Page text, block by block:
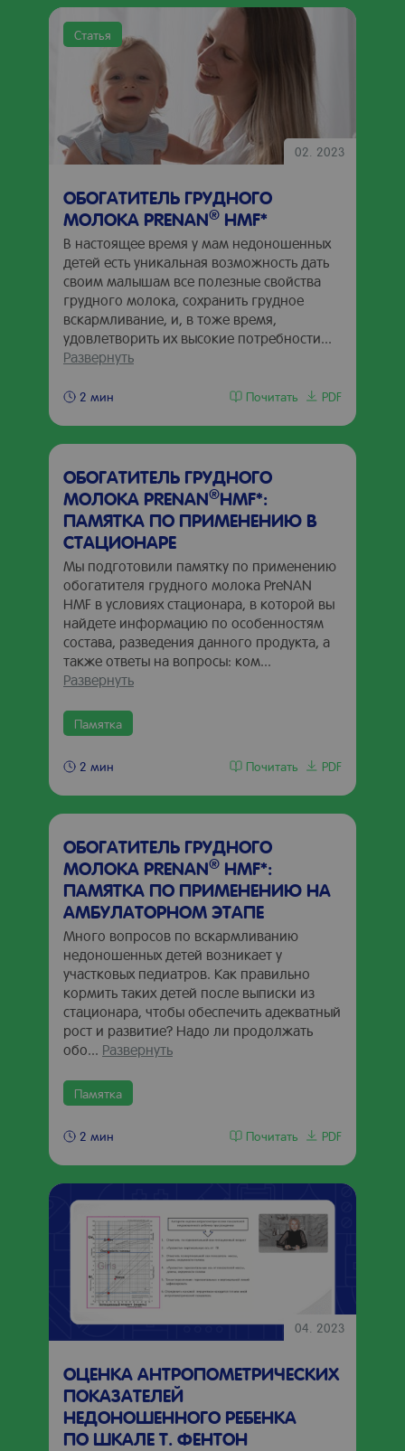
Статья
02. 2023
ОБОГАТИТЕЛЬ ГРУДНОГО
МОЛОКА PRENAN® HMF*
В настоящее время у мам недоношенных
детей есть уникальная возможность дать
своим малышам все полезные свойства
грудного молока, сохранить грудное
вскармливание, и, в тоже время,
удовлетворить их высокие потребности...
Развернуть
2 мин Почитать PDF
ОБОГАТИТЕЛЬ ГРУДНОГО
МОЛОКА PRENAN®HMF*:
ПАМЯТКА ПО ПРИМЕНЕНИЮ В
СТАЦИОНАРЕ
Мы подготовили памятку по применению
обогатителя грудного молока PreNAN
HMF в условиях стационара, в которой вы
найдете информацию по особенностям
состава, разведения данного продукта, а
также ответы на вопросы: ком...
Развернуть
Памятка
2 мин Почитать PDF
ОБОГАТИТЕЛЬ ГРУДНОГО
МОЛОКА PRENAN® HMF*:
ПАМЯТКА ПО ПРИМЕНЕНИЮ НА
АМБУЛАТОРНОМ ЭТАПЕ
Много вопросов по вскармливанию
недоношенных детей возникает у
участковых педиатров. Как правильно
кормить таких детей после выписки из
стационара, чтобы обеспечить адекватный
рост и развитие? Надо ли продолжать
обо... Развернуть
Памятка
2 мин Почитать PDF
04. 2023
ОЦЕНКА АНТРОПОМЕТРИЧЕСКИХ
ПОКАЗАТЕЛЕЙ
НЕДОНОШЕННОГО РЕБЕНКА
ПО ШКАЛЕ Т. ФЕНТОН